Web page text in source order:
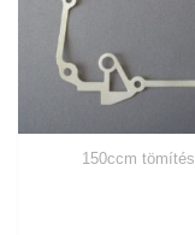
150ccm tömítés